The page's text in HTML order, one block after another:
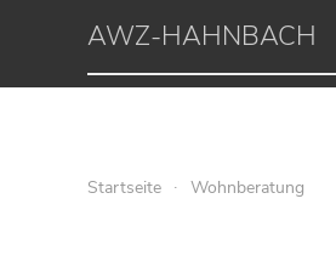
AWZ-HAHNBACH
Startseite Wohnberatung